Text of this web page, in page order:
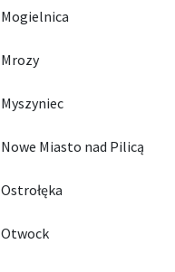
Mogielnica
Mrozy
Myszyniec
Nowe Miasto nad Pilicą
Ostrołęka
Otwock